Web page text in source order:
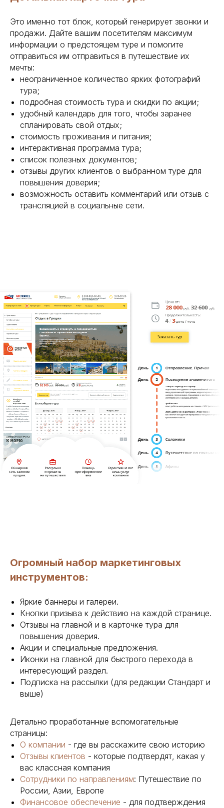
Это именно тот блок, который генерирует звонки и
продажи. Дайте вашим посетителям максимум
информации о предстоящем туре и помогите
отправиться им отправиться в путешествие их
мечты:
неограниченное количество ярких фотографий
тура;
подробная стоимость тура и скидки по акции;
удобный календарь для того, чтобы заранее
спланировать свой отдых;
стоимость проживания и питания;
интерактивная программа тура;
список полезных документов;
отзывы других клиентов о выбранном туре для
повышения доверия;
возможность оставить комментарий или отзыв с
трансляцией в социальные сети.
Огромный набор маркетинговых
инструментов:
Яркие баннеры и галереи.
Кнопки призыва к действию на каждой странице.
Отзывы на главной и в карточке тура для
повышения доверия.
Акции и специальные предложения.
Иконки на главной для быстрого перехода в
интересующий раздел.
Подписка на рассылки (для редакции Стандарт и
выше)
Детально проработанные вспомогательные
страницы:
О компании - где вы расскажите свою историю
Отзывы клиентов - которые подтвердят, какая у
вас классная компания
Сотрудники по направлениям: Путешествие по
России, Азии, Европе
Финансовое обеспечение - для подтверждения